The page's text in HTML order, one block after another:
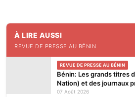
À LIRE AUSSI
REVUE DE PRESSE AU BÉNIN
REVUE DE PRESSE AU BÉNIN
Bénin: Les grands titres
Nation) et des journaux
vendredi 7 Août 2026
07 Août 2026